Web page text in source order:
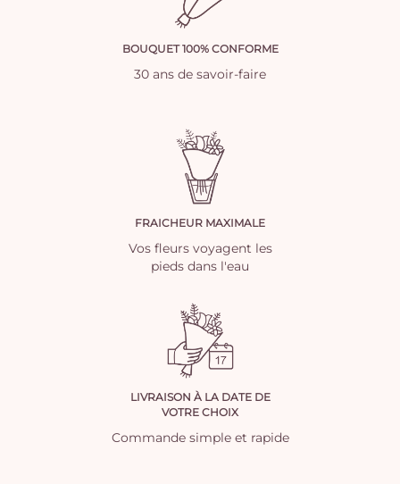
BOUQUET 100% CONFORME
30 ans de savoir-faire
FRAICHEUR MAXIMALE
Vos fleurs voyagent les
pieds dans l'eau
LIVRAISON À LA DATE DE
VOTRE CHOIX
Commande simple et rapide